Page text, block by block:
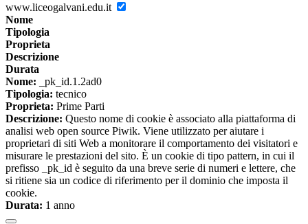
www.liceogalvani.edu.it
Nome
Tipologia
Proprieta
Descrizione
Durata
Nome: _pk_id.1.2ad0
Tipologia: tecnico
Proprieta: Prime Parti
Descrizione: Questo nome di cookie è associato alla piattaforma di
analisi web open source Piwik. Viene utilizzato per aiutare i
proprietari di siti Web a monitorare il comportamento dei visitatori e
misurare le prestazioni del sito. È un cookie di tipo pattern, in cui il
prefisso _pk_id è seguito da una breve serie di numeri e lettere, che
si ritiene sia un codice di riferimento per il dominio che imposta il
cookie.
Durata: 1 anno